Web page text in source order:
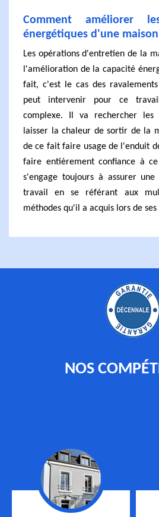
Comment améliorer
énergétiques d'une maison
Les opérations d'entretien de la
l'amélioration de la capacité
fait, c'est le cas des
peut intervenir pour ce
complexe. Il va rechercher les
laisser la chaleur de sortir de la
de ce fait faire usage de l'enduit
faire entièrement confiance à
s'engage toujours à assurer
travail en se référant aux
méthodes qu'il a acquis lors de
NOS